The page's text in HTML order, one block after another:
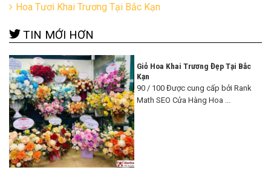
Hoa Tươi Khai Trương Tại Bắc Kạn
TIN MỚI HƠN
Giỏ Hoa Khai Trương Đẹp Tại Bắc
Kạn
90 / 100 Được cung cấp bởi Rank
Math SEO Cửa Hàng Hoa ...